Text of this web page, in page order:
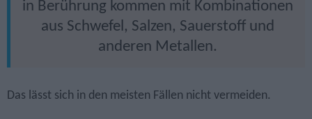
in Berührung kommen mit Kombinationen
aus Schwefel, Salzen, Sauerstoff und
anderen Metallen.
Das lässt sich in den meisten Fällen nicht vermeiden.